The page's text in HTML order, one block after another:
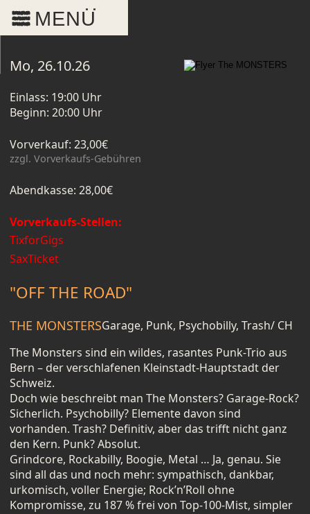
MENU
Mo, 26.10.26
Einlass: 19:00 Uhr
Beginn: 20:00 Uhr
"OFF THE ROAD"
THE MONSTERSGarage, Punk, Psychobilly, Trash/ CH
The Monsters sind ein wildes, rasantes Punk-Trio aus
Bern – der verschlafenen Kleinstadt-Hauptstadt der
Schweiz.
Doch wie beschreibt man The Monsters? Garage-Rock?
Sicherlich. Psychobilly? Elemente davon sind
vorhanden. Trash? Definitiv, aber das trifft nicht ganz
den Kern. Punk? Absolut.
Grindcore, Rockabilly, Boogie, Metal … Ja, genau. Sie
sind all das und noch mehr: sympathisch, dankbar,
urkomisch, voller Energie; Rock’n’Roll ohne
Kompromisse, zu 187 % frei von Top-100-Mist, simpler
Vorverkauf: 23,00€
zzgl. Vorverkaufs-Gebühren
Abendkasse: 28,00€
Vorverkaufs-Stellen:
TixforGigs
SaxTicket